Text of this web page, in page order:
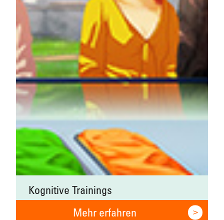
Kognitive Trainings
auf www.ratiopharm.deMehr erfahren